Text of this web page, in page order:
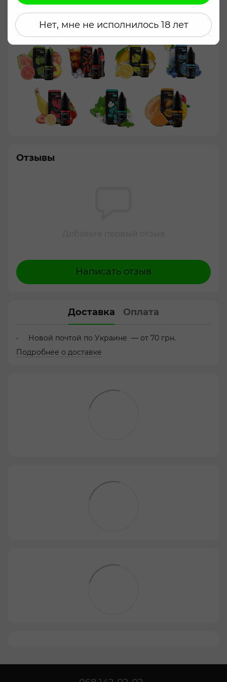
Нет, мне не исполнилось 18 лет
добавка, позволяющая самостоятельно
корректировать концентрацию – от 0 до 50 мг/мл,
в зависимости от ваших предпочтений.
Отзывы
Написать отзыв
Доставка Оплата
Новой почтой по Украине — от 70 грн.
Подробнее о доставке